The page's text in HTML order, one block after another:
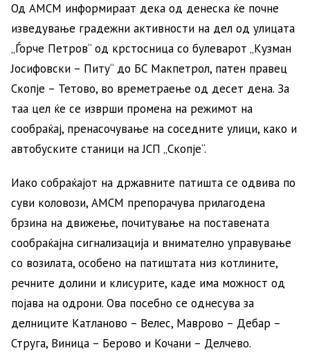
Од АМСМ информираат дека од денеска ќе почне
изведување градежни активности на дел од улицата
„Ѓорче Петров“ од крстосница со булеварот „Кузман
Јосифовски – Питу“ до БС Макпетрол, патен правец
Скопје – Тетово, во времетраење од десет дена. За
таа цел ќе се изврши промена на режимот на
сообраќај, пренасочување на соседните улици, како и
автобуските станици на ЈСП „Скопје“.
Иако собраќајот на државните патишта се одвива по
суви коловози, АМСМ препорачува прилагодена
брзина на движење, почитување на поставената
сообраќајна сигнализација и внимателно управување
со возилата, особено на патиштата низ котлините,
речните долини и клисурите, каде има можност од
појава на одрони. Ова посебно се однесува за
делниците Катланово – Велес, Маврово – Дебар –
Струга, Виница – Берово и Кочани – Делчево.